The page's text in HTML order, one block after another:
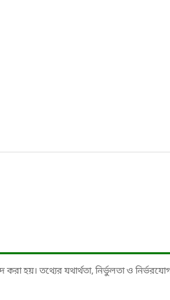
হয়। তথ্যের যথার্থতা, নির্ভুলতা ও